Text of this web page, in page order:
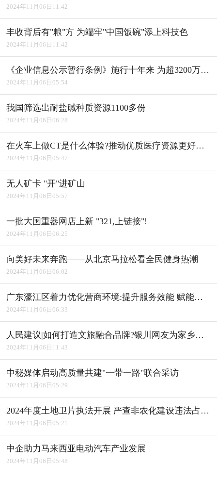
2024年11月06日11:42
丰收背后有"粮"方 为端牢"中国饭碗"添上科技色
2024年11月06日11:42
《企业信息公示暂行条例》施行十年来 为超3200万户经营主体修复信用
2024年11月06日05:54
我国筛选出耐盐碱种质资源1100多份
2024年11月06日06:28
在火车上做CT是什么体验?推动优质医疗资源更好惠及基层
2024年11月06日05:47
无人矿卡 "开"进矿山
2024年11月06日05:57
一批大国重器网店上新 "321,上链接"!
2024年11月06日06:25
向美好未来奔跑――从北京马拉松看全民健身热潮
2024年11月06日06:02
广东濠江区着力优化营商环境:提升服务效能 赋能产业发展
2024年11月06日06:33
人民建议|如何打造文旅融合品牌?银川网友为家乡建言获积极回应
2024年11月06日11:43
中秘媒体启动高质量共建"一带一路"联合采访
2024年11月06日05:29
2024年度土地卫片执法开展 严查非农化建设违法占用耕地
2024年11月06日05:21
中企助力马来西亚电动汽车产业发展
2024年11月06日05:48